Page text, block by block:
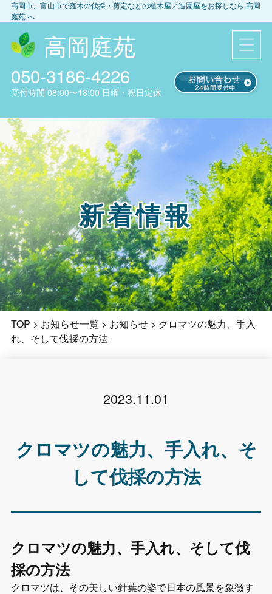
高岡市、富山市で庭木の伐採・剪定などの植木屋／造園屋をお探しなら 高岡
庭苑へ
高岡庭苑
050-3186-4226
受付時間 08:00〜18:00 日曜・祝日定休
新着情報
TOP > お知らせ一覧 > お知らせ> クロマツの魅力、手入
れ、そして伐採の方法
2023.11.01
クロマツの魅力、手入れ、そ
して伐採の方法
クロマツの魅力、手入れ、そして伐
採の方法
クロマツは、その美しい針葉の姿で日本の風景を象徴す